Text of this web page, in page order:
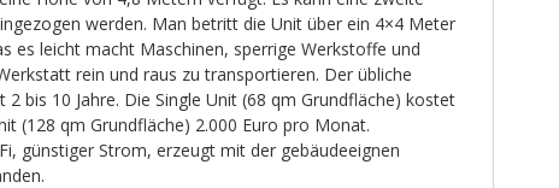
werden. Man betritt die Unit über ein 4×4 Meter
es leicht macht Maschinen, sperrige Werkstoffe und
rein und raus zu transportieren. Der übliche
bis 10 Jahre. Die Single Unit (68 qm Grundfläche) kostet
(128 qm Grundfläche) 2.000 Euro pro Monat.
günstiger Strom, erzeugt mit der gebäudeeignen